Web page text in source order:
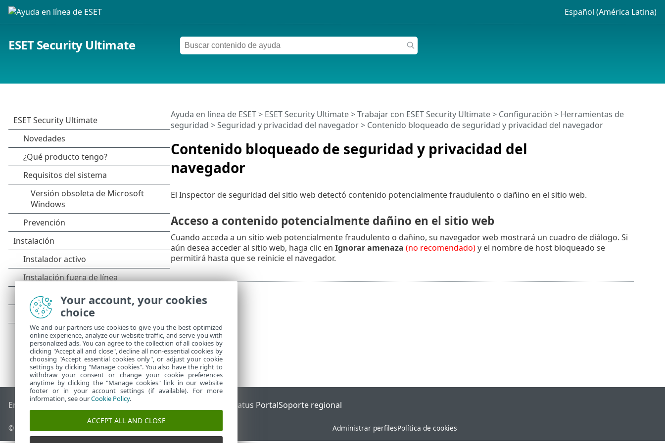
Español (América Latina)
ESET Security Ultimate
Contenido bloqueado de seguridad y privacidad del
navegador
Ayuda en línea de ESET> ESET Security Ultimate>Trabajar con ESET Security Ultimate> Configuración > Herramientas de
seguridad >Seguridad y privacidad del navegador> Contenido bloqueado de seguridad y privacidad del navegador
El Inspector de seguridad del sitio web detectó contenido potencialmente fraudulento o dañino en el sitio web.
Acceso a contenido potencialmente dañino en el sitio web
Cuando acceda a un sitio web potencialmente fraudulento o dañino, su navegador web mostrará un cuadro de diálogo. Si
aún desea acceder al sitio web, haga clic en Ignorar amenaza (no recomendado)y el nombre de host bloqueado se
permitirá hasta que se reinicie el navegador.
End of Life Base de conocimiento de ESET ESET Status PortalSoporte regional
© 1992 - 2025 ESET, spol. s r.o. - Todos los derechos reservados. Administrar perfilesPolítica de cookies
Your account, your cookies
choice
We and our partners use cookies to give you the best optimized
online experience, analyze our website traffic, and serve you with
personalized ads. You can agree to the collection of all cookies by
clicking "Accept all and close", decline all non-essential cookies by
choosing "Accept essential cookies only", or adjust your cookie
settings by clicking "Manage cookies". You also have the right to
withdraw your consent or change your cookie preferences
anytime by clicking the "Manage cookies" link in our website
footer or in your account settings (if available). For more
information, see ourCookie Policy.
ACCEPT ALL AND CLOSE